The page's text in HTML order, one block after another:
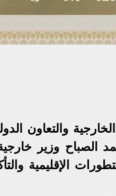
والتعاون
الصباح وزير
التطورات